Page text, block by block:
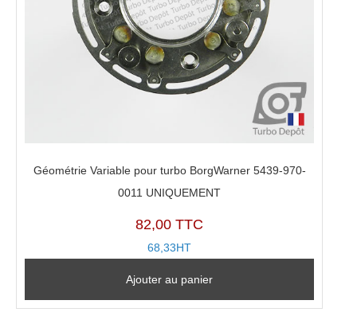
Géométrie Variable pour turbo BorgWarner 5439-970-
0011 UNIQUEMENT
82,00 TTC
68,33HT
Ajouter au panier